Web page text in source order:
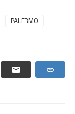
PALERMO